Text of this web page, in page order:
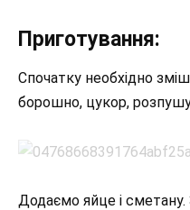
Приготування:
Спочатку необхідно
борошно, цукор,
Додаємо яйце і сметану.